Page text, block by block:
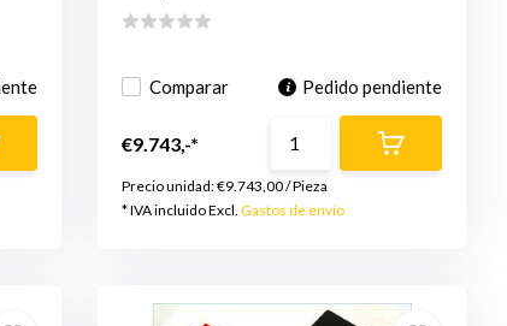
Comparar Pedido pendiente
€9.743,-*
Precio unidad:€9.743,00/Pieza
* IVA incluido Excl.Gastos de envío